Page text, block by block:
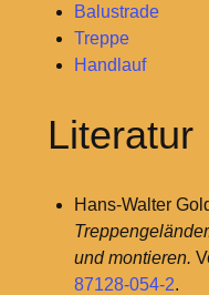
Balustrade
Treppe
Handlauf
Literatur
Hans-Walter
und montieren.
87128-054-2.